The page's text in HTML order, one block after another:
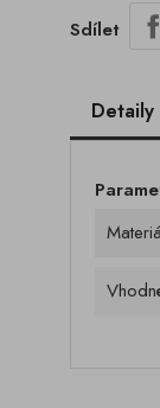
Sdílet